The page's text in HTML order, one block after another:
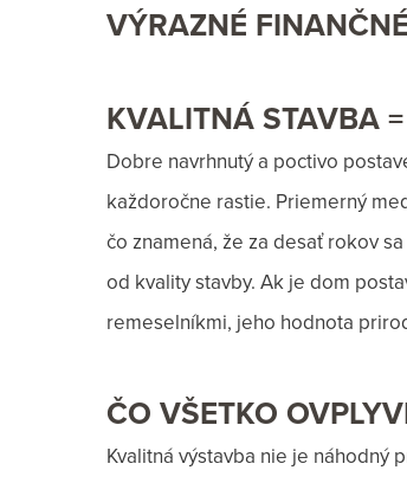
VÝRAZNÉ
KVALITNÁ STAVBA
Dobre navrhnutý a poctivo
každoročne rastie. Priemerný
čo znamená, že za desať rokov
od kvality stavby. Ak je dom
remeselníkmi, jeho hodnota
ČO VŠETKO
Kvalitná výstavba nie je náhodný